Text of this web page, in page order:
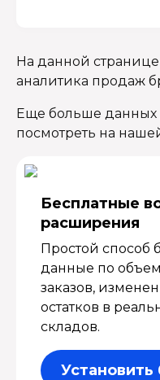
На данной странице
аналитика продаж
Еще больше данных
посмотреть на
Бесплатные
расширения
Простой способ
данные по
заказов,
остатков в
складов.
Установить